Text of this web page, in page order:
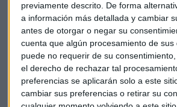
previamente descrito. De forma
a información más detallada y cambiar
antes de otorgar o negar su
cuenta que algún procesamiento de sus
puede no requerir de su
el derecho de rechazar tal
preferencias se aplicarán solo a este
cambiar sus preferencias o retirar su
Sobre Ferrari señala que sigue siendo
aunque ahora puede bajar algo.Intel
que el resto del mercado. Es un valor
rebotar, apunta.
En la automovilística alemanaBMWy
general, aconseja esperar a que termine